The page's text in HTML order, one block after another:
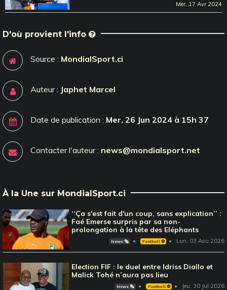
Mer, 17 Avr 2024
D'où provient l'info
Source : MondialSport.ci
Auteur : Japhet Marcel
Date de publication : Mer, 26 Jun 2024 à 15h 37
Contacter l'auteur : news@mondialsport.net
À la Une sur MondialSport.ci
‘‘Ça s'est fait d'un coup, sans explication’’ :
Faé Emerse surpris par sa non-
prolongation à la tête des Eléphants
News 🗞️ Football ⚽️ Lun, 03 Aou 2026
Election FIF : le duel entre Idriss Diallo et
Malick Tohé n’aura pas lieu
News 🗞️ Football ⚽️ Jeu, 30 Jul 2026